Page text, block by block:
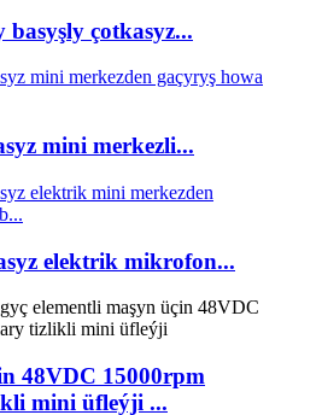
çotkasyz...
mini merkezli...
elektrik mikrofon...
48VDC 15000rpm
mini üfleýji ...